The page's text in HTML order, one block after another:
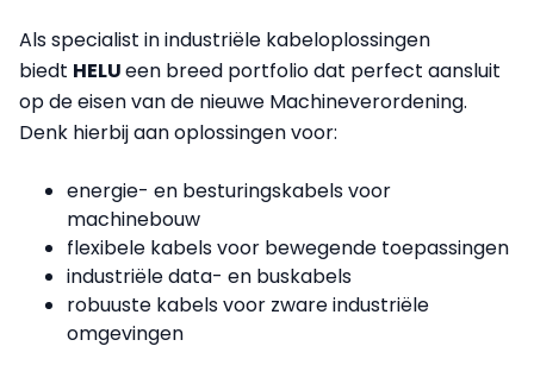
Als specialist in industriële kabeloplossingen
biedt HELUeen breed portfolio dat perfect aansluit
op de eisen van de nieuwe Machineverordening.
Denk hierbij aan oplossingen voor:
energie- en besturingskabels voor
machinebouw
flexibele kabels voor bewegende toepassingen
industriële data- en buskabels
robuuste kabels voor zware industriële
omgevingen